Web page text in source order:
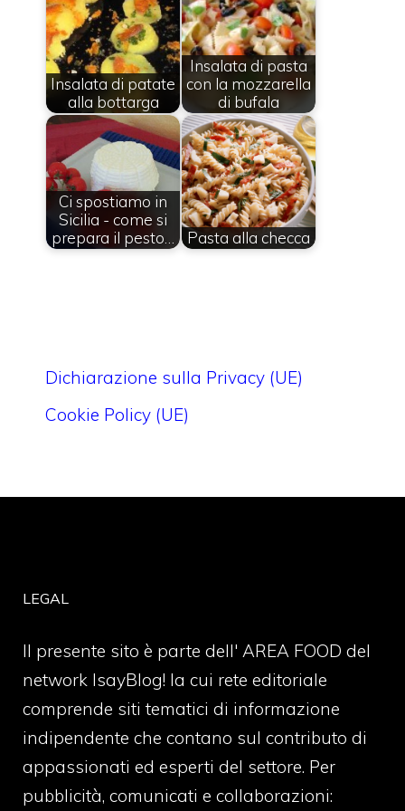
Insalata di patate
alla bottarga
Insalata di pasta
con la mozzarella
di bufala
Ci spostiamo in
Sicilia - come si
prepara il pesto…
Pasta alla checca
Dichiarazione sulla Privacy (UE)
Cookie Policy (UE)
LEGAL
Il presente sito è parte dell' AREA FOOD del
network IsayBlog! la cui rete editoriale
comprende siti tematici di informazione
indipendente che contano sul contributo di
appassionati ed esperti del settore. Per
pubblicità, comunicati e collaborazioni: